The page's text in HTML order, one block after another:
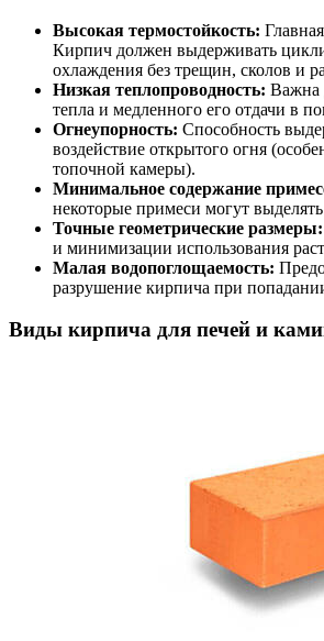
Высокая термостойкость:
Кирпич должен выдерживать
охлаждения без трещин, сколов и
Низкая теплопроводность: Важна
тепла и медленного его отдачи в
Огнеупорность: Способность
воздействие открытого огня
топочной камеры).
Минимальное содержание
некоторые примеси могут
Точные геометрические размеры:
и минимизации использования
Малая водопоглощаемость:
разрушение кирпича при
Виды кирпича для печей и